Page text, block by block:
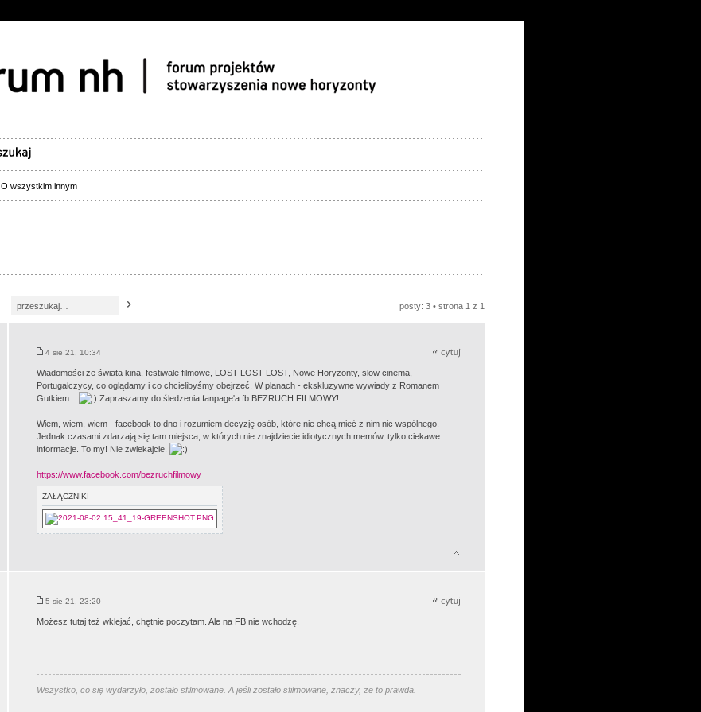
O wszystkim innym
posty: 3 • strona 1 z 1
4 sie 21, 10:34
Wiadomości ze świata kina, festiwale filmowe, LOST LOST LOST, Nowe Horyzonty, slow cinema,
Portugalczycy, co oglądamy i co chcielibyśmy obejrzeć. W planach - ekskluzywne wywiady z Romanem
Gutkiem...
Zapraszamy do śledzenia fanpage'a fb BEZRUCH FILMOWY!
Wiem, wiem, wiem - facebook to dno i rozumiem decyzję osób, które nie chcą mieć z nim nic wspólnego.
Jednak czasami zdarzają się tam miejsca, w których nie znajdziecie idiotycznych memów, tylko ciekawe
informacje. To my! Nie zwlekajcie.
https://www.facebook.com/bezruchfilmowy
ZAŁĄCZNIKI
5 sie 21, 23:20
Możesz tutaj też wklejać, chętnie poczytam. Ale na FB nie wchodzę.
Wszystko, co się wydarzyło, zostało sfilmowane. A jeśli zostało sfilmowane, znaczy, że to prawda.